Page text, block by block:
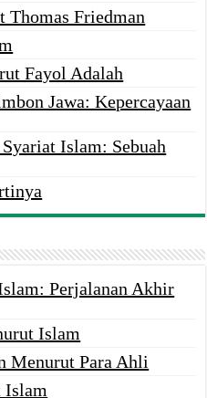
Thomas Friedman
Fayol Adalah
Jawa: Kepercayaan
Islam: Sebuah
Perjalanan Akhir
Islam
Menurut Para Ahli